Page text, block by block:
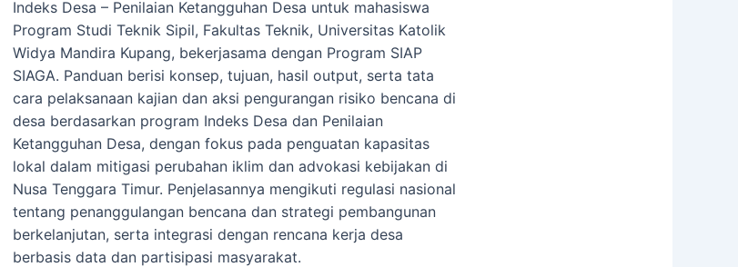
Indeks Desa – Penilaian Ketangguhan Desa untuk mahasiswa
Program Studi Teknik Sipil, Fakultas Teknik, Universitas Katolik
Widya Mandira Kupang, bekerjasama dengan Program SIAP
SIAGA. Panduan berisi konsep, tujuan, hasil output, serta tata
cara pelaksanaan kajian dan aksi pengurangan risiko bencana di
desa berdasarkan program Indeks Desa dan Penilaian
Ketangguhan Desa, dengan fokus pada penguatan kapasitas
lokal dalam mitigasi perubahan iklim dan advokasi kebijakan di
Nusa Tenggara Timur. Penjelasannya mengikuti regulasi nasional
tentang penanggulangan bencana dan strategi pembangunan
berkelanjutan, serta integrasi dengan rencana kerja desa
berbasis data dan partisipasi masyarakat.